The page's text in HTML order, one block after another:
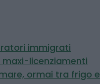
immigrati
licenziamenti
ormai tra frigo e